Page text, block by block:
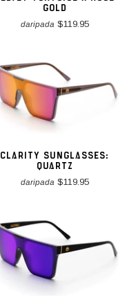
GOLD
daripada $119.95
CLARITY SUNGLASSES:
QUARTZ
daripada $119.95